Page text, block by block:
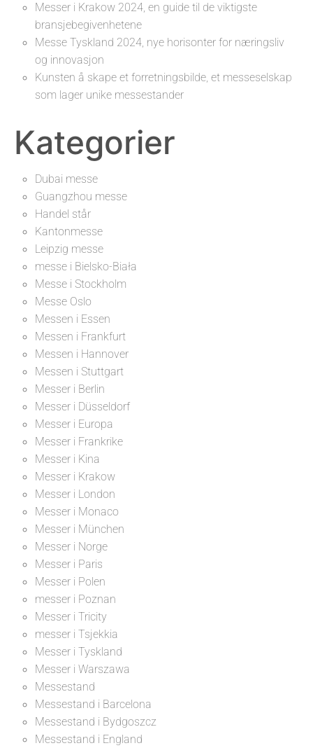
Messer i Krakow 2024, en guide til de viktigste
bransjebegivenhetene
Messe Tyskland 2024, nye horisonter for næringsliv
og innovasjon
Kunsten å skape et forretningsbilde, et messeselskap
som lager unike messestander
Kategorier
Dubai messe
Guangzhou messe
Handel står
Kantonmesse
Leipzig messe
messe i Bielsko-Biała
Messe i Stockholm
Messe Oslo
Messen i Essen
Messen i Frankfurt
Messen i Hannover
Messen i Stuttgart
Messer i Berlin
Messer i Düsseldorf
Messer i Europa
Messer i Frankrike
Messer i Kina
Messer i Krakow
Messer i London
Messer i Monaco
Messer i München
Messer i Norge
Messer i Paris
Messer i Polen
messer i Poznan
Messer i Tricity
messer i Tsjekkia
Messer i Tyskland
Messer i Warszawa
Messestand
Messestand i Barcelona
Messestand i Bydgoszcz
Messestand i England